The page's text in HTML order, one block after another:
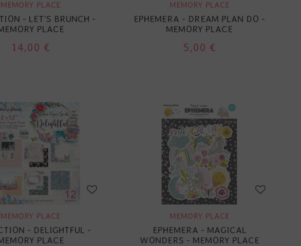
MEMORY PLACE
- LET'S BRUNCH -
PLACE
14,00 €
MEMORY PLACE
EPHEMERA - DREAM PLAN DO -
MEMORY PLACE
5,00 €
MEMORY PLACE
- DELIGHTFUL -
PLACE
MEMORY PLACE
EPHEMERA - MAGICAL
WONDERS - MEMORY PLACE